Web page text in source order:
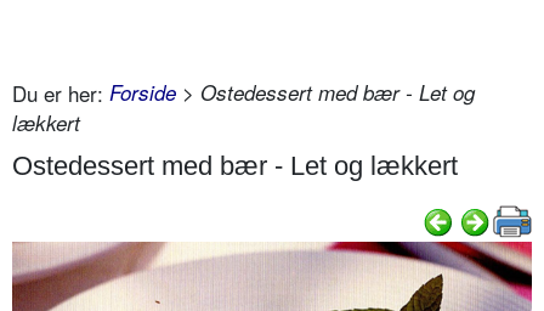
Du er her: Forside > Ostedessert med bær - Let og
lækkert
Ostedessert med bær - Let og lækkert